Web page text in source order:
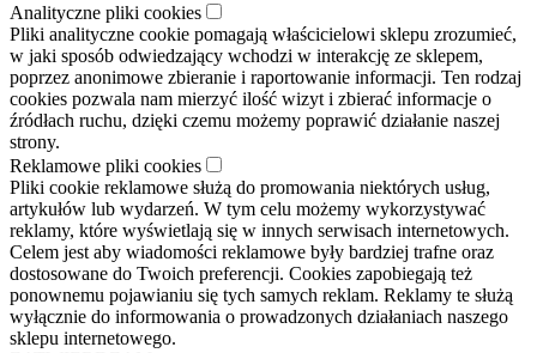
Analityczne pliki cookies
Pliki analityczne cookie pomagają właścicielowi sklepu zrozumieć,
w jaki sposób odwiedzający wchodzi w interakcję ze sklepem,
poprzez anonimowe zbieranie i raportowanie informacji. Ten rodzaj
cookies pozwala nam mierzyć ilość wizyt i zbierać informacje o
źródłach ruchu, dzięki czemu możemy poprawić działanie naszej
strony.
Reklamowe pliki cookies
Pliki cookie reklamowe służą do promowania niektórych usług,
artykułów lub wydarzeń. W tym celu możemy wykorzystywać
reklamy, które wyświetlają się w innych serwisach internetowych.
Celem jest aby wiadomości reklamowe były bardziej trafne oraz
dostosowane do Twoich preferencji. Cookies zapobiegają też
ponownemu pojawianiu się tych samych reklam. Reklamy te służą
wyłącznie do informowania o prowadzonych działaniach naszego
sklepu internetowego.